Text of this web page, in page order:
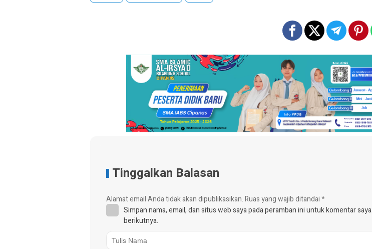
Tinggalkan Balasan
Alamat email Anda tidak akan dipublikasikan.Ruas yang wajib ditandai*
Simpan nama, email, dan situs web saya pada peramban ini untuk komentar saya
berikutnya.